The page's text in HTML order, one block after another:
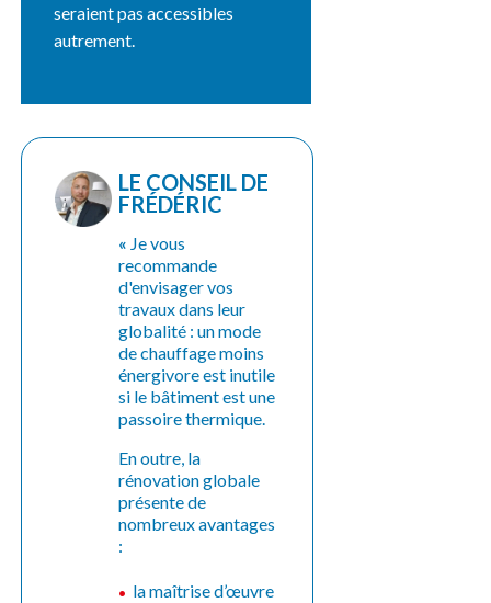
seraient pas accessibles
autrement.
LE CONSEIL DE
FRÉDÉRIC
« Je vous
recommande
d'envisager vos
travaux dans leur
globalité : un mode
de chauffage moins
énergivore est inutile
si le bâtiment est une
passoire thermique.
En outre, la
rénovation globale
présente de
nombreux avantages
:
la maîtrise d’œuvre